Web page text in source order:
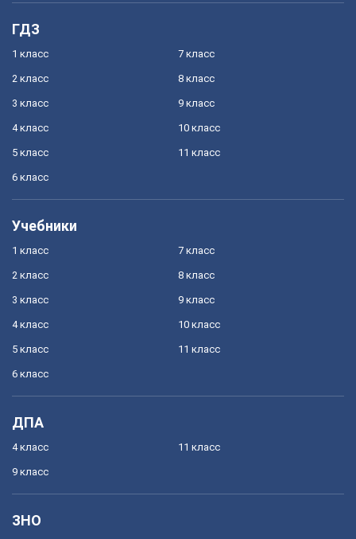
ГДЗ
1 класс
2 класс
3 класс
4 класс
5 класс
6 класс
7 класс
8 класс
9 класс
10 класс
11 класс
Учебники
1 класс
2 класс
3 класс
4 класс
5 класс
6 класс
7 класс
8 класс
9 класс
10 класс
11 класс
ДПА
4 класс
9 класс
11 класс
ЗНО